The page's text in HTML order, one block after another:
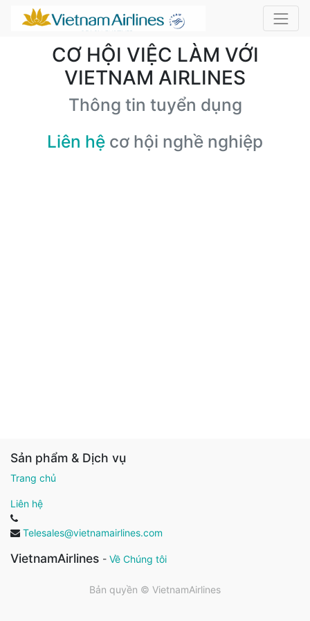
CƠ HỘI VIỆC LÀM VỚI
VIETNAM AIRLINES
Thông tin tuyển dụng
Liên hệ cơ hội nghề nghiệp
Sản phẩm & Dịch vụ
Trang chủ
Liên hệ
Telesales@vietnamairlines.com
VietnamAirlines - Về Chúng tôi
Bản quyền © VietnamAirlines